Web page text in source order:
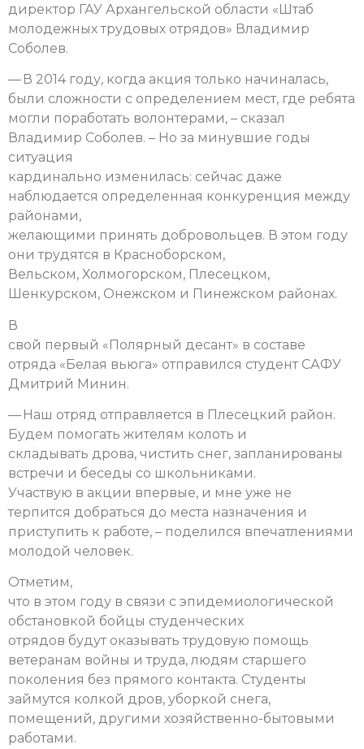
директор ГАУ Архангельской области «Штаб
молодежных трудовых отрядов» Владимир
Соболев.
— В 2014 году, когда акция только начиналась,
были сложности с определением мест, где ребята
могли поработать волонтерами, – сказал
Владимир Соболев. – Но за минувшие годы
ситуация
кардинально изменилась: сейчас даже
наблюдается определенная конкуренция между
районами,
желающими принять добровольцев. В этом году
они трудятся в Красноборском,
Вельском, Холмогорском, Плесецком,
Шенкурском, Онежском и Пинежском районах.
В
свой первый «Полярный десант» в составе
отряда «Белая вьюга» отправился студент САФУ
Дмитрий Минин.
— Наш отряд отправляется в Плесецкий район.
Будем помогать жителям колоть и
складывать дрова, чистить снег, запланированы
встречи и беседы со школьниками.
Участвую в акции впервые, и мне уже не
терпится добраться до места назначения и
приступить к работе, – поделился впечатлениями
молодой человек.
Отметим,
что в этом году в связи с эпидемиологической
обстановкой бойцы студенческих
отрядов будут оказывать трудовую помощь
ветеранам войны и труда, людям старшего
поколения без прямого контакта. Студенты
займутся колкой дров, уборкой снега,
помещений, другими хозяйственно-бытовыми
работами.